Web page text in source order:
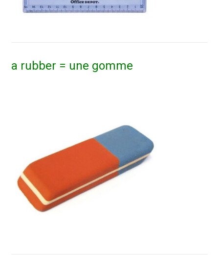
a rubber = une gomme